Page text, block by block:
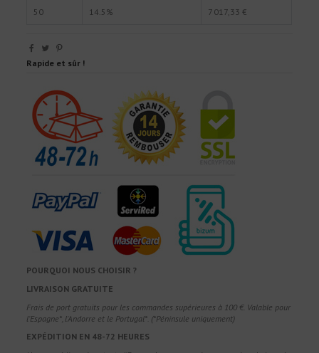
50 14.5% 7 017,33 €
Rapide et sûr !
POURQUOI NOUS CHOISIR ?
LIVRAISON GRATUITE
Frais de port gratuits pour les commandes supérieures à 100 €. Valable pour
l'Espagne*, l'Andorre et le Portugal*. (*Péninsule uniquement)
EXPÉDITION EN 48-72 HEURES